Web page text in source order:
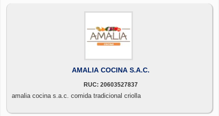
AMALIA COCINA S.A.C.
RUC: 20603527837
amalia cocina s.a.c. comida tradicional criolla